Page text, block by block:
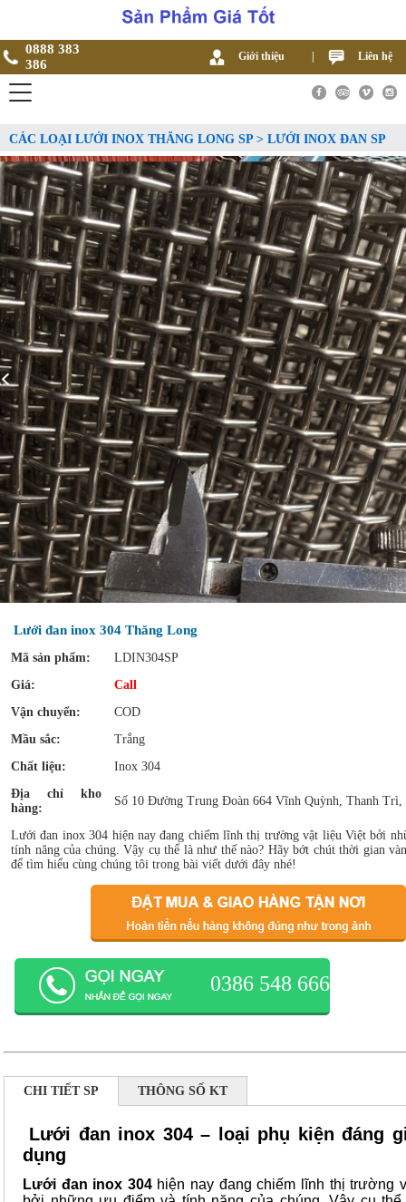
0888 383
386
Giới thiệu Liên hệ
CÁC LOẠI LƯỚI INOX THĂNG LONG SP > LƯỚI INOX ĐAN SP
Lưới đan inox 304 Thăng Long
Mã sản phẩm:
LDIN304SP
Giá:
Call
Vận chuyển:
COD
Mầu sắc:
Trắng
Chất liệu:
Inox 304
Địa chỉ kho
hàng:
Số 10 Đường Trung Đoàn 664 Vĩnh Quỳnh, Thanh Trì,
Lưới đan inox 304 hiện nay đang chiếm lĩnh thị trường vật liệu Việt bởi
tính năng của chúng. Vậy cụ thể là như thế nào? Hãy bớt chút thời gian
để tìm hiểu cùng chúng tôi trong bài viết dưới đây nhé!
0386 548 666
CHI TIẾT SP THÔNG SỐ KT
Lưới đan inox 304 – loại phụ kiện đáng
dụng
Lưới đan inox 304hiện nay đang chiếm lĩnh thị trường